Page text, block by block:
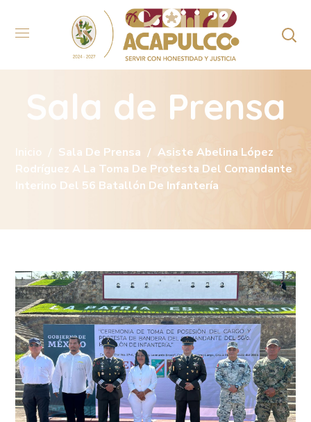
Sala de Prensa
Inicio Sala De Prensa
Asiste Abelina López
Rodríguez A La Toma De Protesta Del Comandante
Interino Del 56 Batallón De Infantería